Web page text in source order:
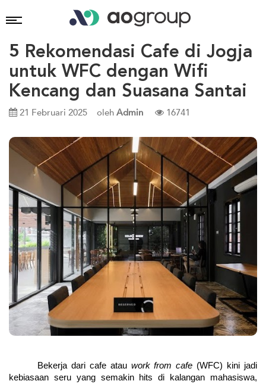
5 Rekomendasi Cafe di Jogja
untuk WFC dengan Wifi
Kencang dan Suasana Santai
21 Februari 2025 oleh Admin 16741
Bekerja dari cafe atau work from cafe (WFC) kini jadi
kebiasaan seru yang semakin hits di kalangan mahasiswa,